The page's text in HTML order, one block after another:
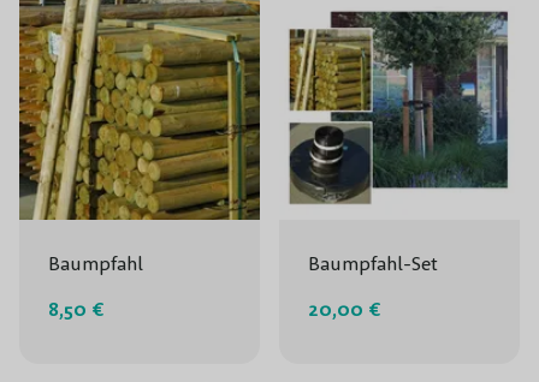
Baumpfahl
8,50 €
Baumpfahl-Set
20,00 €